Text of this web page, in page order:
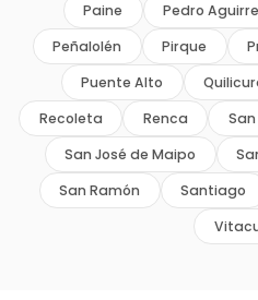
Paine
Pedro
Peñalolén
Pirque
Puente Alto
Recoleta
Renca
San José de Maipo
San Ramón
Santiago